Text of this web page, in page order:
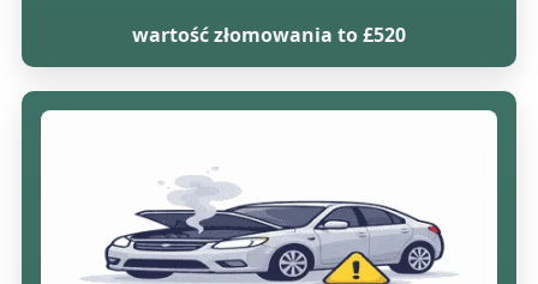
wartość złomowania to £520